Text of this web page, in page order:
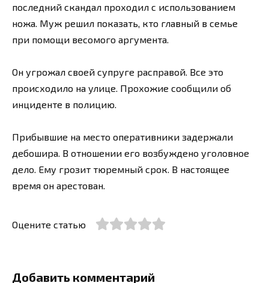
последний скандал проходил с использованием
ножа. Муж решил показать, кто главный в семье
при помощи весомого аргумента.
Он угрожал своей супруге расправой. Все это
происходило на улице. Прохожие сообщили об
инциденте в полицию.
Прибывшие на место оперативники задержали
дебошира. В отношении его возбуждено уголовное
дело. Ему грозит тюремный срок. В настоящее
время он арестован.
Оцените статью
Добавить комментарий